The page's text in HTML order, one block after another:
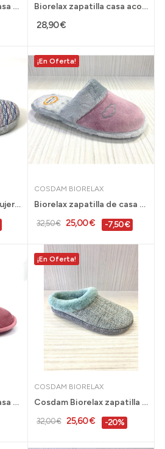
Biorelax zapatilla de casa divertida para mujer... Biorelax zapatilla casa acolchada mujer abierta...
28,90 €
Biorelax zapatilla de mujer con plantilla...
¡En Oferta!
COSDAM BIORELAX
Biorelax zapatilla de casa acolchada con pelo...
32,50 € 25,00 € -7,50 €
Biorelax zapatilla de casa cerrada con velcro...
¡En Oferta!
COSDAM BIORELAX
Cosdam Biorelax zapatilla de casa mujer...
32,00 € 25,60 € -20%